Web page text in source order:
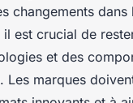
changements dans
est crucial de
et des
Les marques